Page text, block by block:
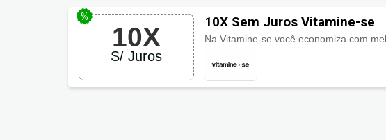
10X
S/ Juros
10X Sem Juros Vitamine-se